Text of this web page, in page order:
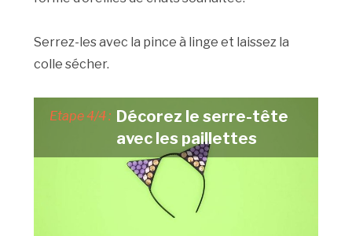
Serrez-les avec la pince à linge et laissez la
colle sécher.
Etape 4/4 : Décorez le serre-tête
avec les paillettes